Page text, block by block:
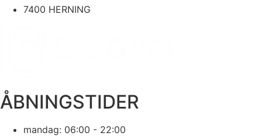
7400 HERNING
ÅBNINGSTIDER
mandag: 06:00 - 22:00